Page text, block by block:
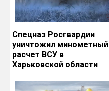
Спецназ Росгвардии
уничтожил минометный
расчет ВСУ в
Харьковской области